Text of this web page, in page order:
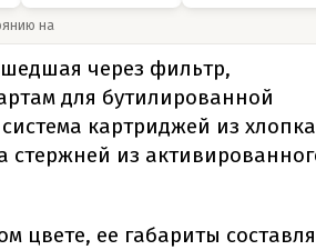
на
через фильтр,
для бутилированной
картриджей из хлопка
стержней из
цвете, ее габариты